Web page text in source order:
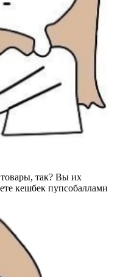
так? Вы их
кешбек пупсобаллами